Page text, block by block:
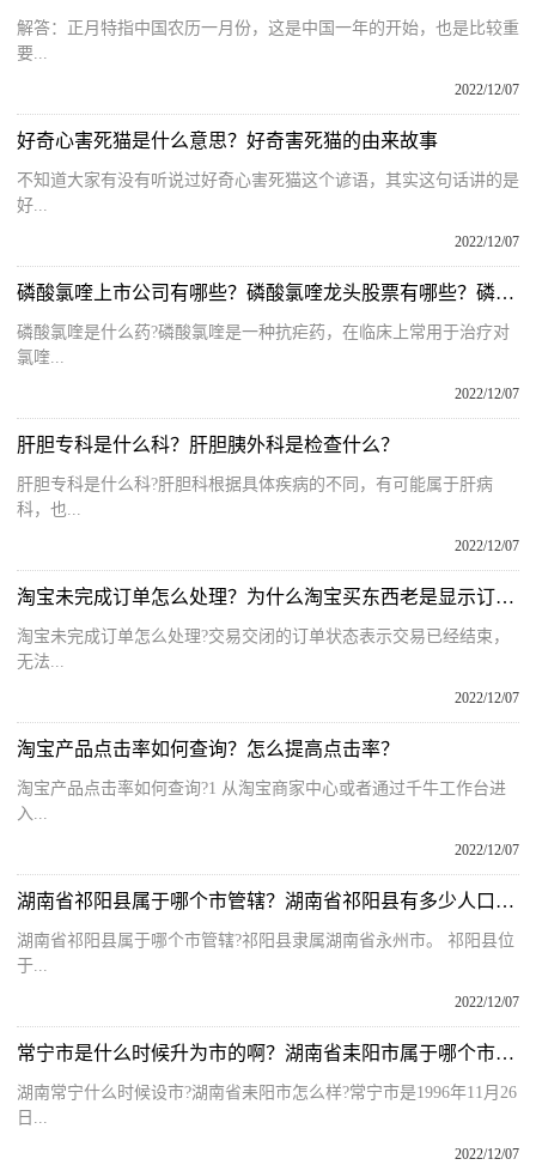
解答：正月特指中国农历一月份，这是中国一年的开始，也是比较重
要...
2022/12/07
好奇心害死猫是什么意思？好奇害死猫的由来故事
不知道大家有没有听说过好奇心害死猫这个谚语，其实这句话讲的是
好...
2022/12/07
磷酸氯喹上市公司有哪些？磷酸氯喹龙头股票有哪些？磷酸氯喹概念股票名单一览表
磷酸氯喹是什么药?磷酸氯喹是一种抗疟药，在临床上常用于治疗对
氯喹...
2022/12/07
肝胆专科是什么科？肝胆胰外科是检查什么？
肝胆专科是什么科?肝胆科根据具体疾病的不同，有可能属于肝病
科，也...
2022/12/07
淘宝未完成订单怎么处理？为什么淘宝买东西老是显示订单提交失败？
淘宝未完成订单怎么处理?交易交闭的订单状态表示交易已经结束，
无法...
2022/12/07
淘宝产品点击率如何查询？怎么提高点击率？
淘宝产品点击率如何查询?1 从淘宝商家中心或者通过千牛工作台进
入...
2022/12/07
湖南省祁阳县属于哪个市管辖？湖南省祁阳县有多少人口和面积呢？
湖南省祁阳县属于哪个市管辖?祁阳县隶属湖南省永州市。 祁阳县位
于...
2022/12/07
常宁市是什么时候升为市的啊？湖南省耒阳市属于哪个市管辖呢？
湖南常宁什么时候设市?湖南省耒阳市怎么样?常宁市是1996年11月26
日...
2022/12/07